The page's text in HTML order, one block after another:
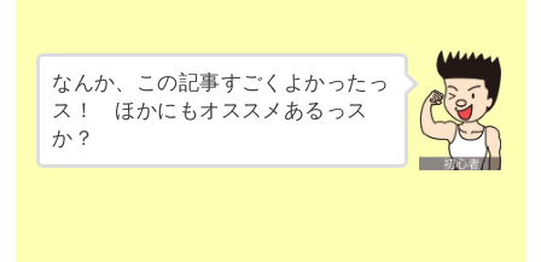
なんか、この記事すごくよかったっ
ス！ ほかにもオススメあるっス
か？